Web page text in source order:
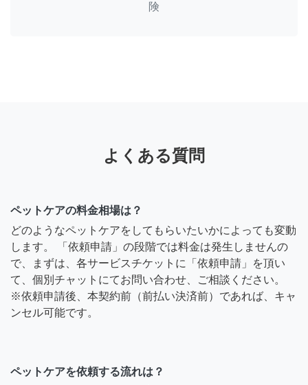
険
よくある質問
ペットケアの料金相場は？
どのようなペットケアをしてもらいたいかによっても変動
します。 「依頼申請」の段階では料金は発生しませんの
で、まずは、各サービスチケットに「依頼申請」を頂い
て、個別チャットにてお問い合わせ、ご相談ください。
※依頼申請後、本契約前（前払い決済前）であれば、キャ
ンセル可能です。
ペットケアを依頼する流れは？